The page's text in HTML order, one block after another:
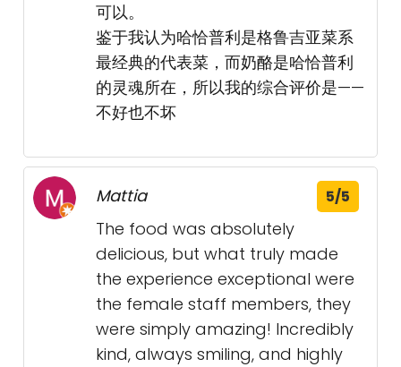
可以。
鉴于我认为哈恰普利是格鲁吉亚菜系
最经典的代表菜，而奶酪是哈恰普利
的灵魂所在，所以我的综合评价是——
不好也不坏
Mattia 5/5
The food was absolutely
delicious, but what truly made
the experience exceptional were
the female staff members, they
were simply amazing! Incredibly
kind, always smiling, and highly